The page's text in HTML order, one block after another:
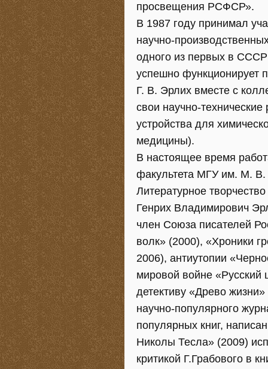
просвещения РСФСР».
В 1987 году принимал
научно-
одного из первых в
успешно функционирует
Г. В. Эрлих вместе с
свои научно-
устройства для
медицины).
В настоящее время
факультета МГУ им. М. В.
Литературное творчество
Генрих Владимирович
член Союза писателей
волк» (2000), «Хроники
2006), антиутопии
мировой войне
детективу «Древо
научно-популярного
популярных книг,
Николы Тесла» (2009)
критикой Г.Грабового в